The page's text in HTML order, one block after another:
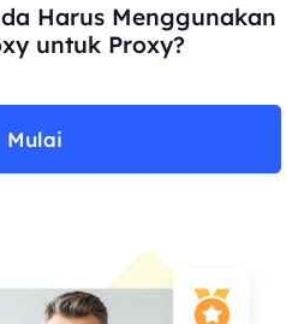
Harus Menggunakan
untuk Proxy?
Mulai